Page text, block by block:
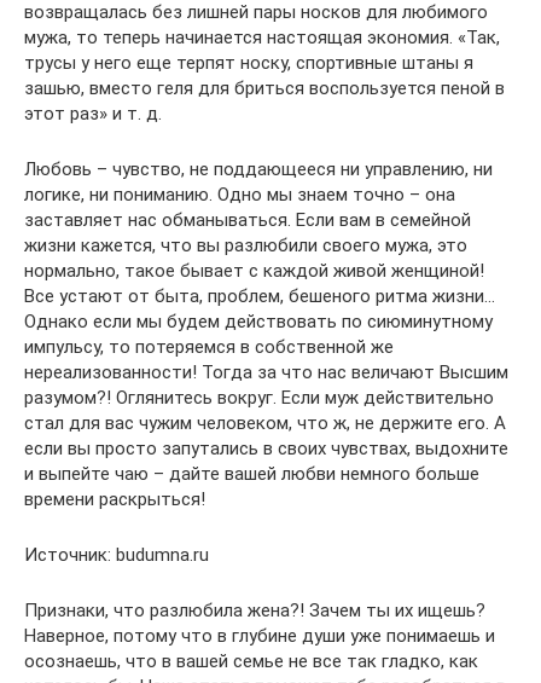
возвращалась без лишней пары носков для любимого
мужа, то теперь начинается настоящая экономия. «Так,
трусы у него еще терпят носку, спортивные штаны я
зашью, вместо геля для бриться воспользуется пеной в
этот раз» и т. д.
Любовь – чувство, не поддающееся ни управлению, ни
логике, ни пониманию. Одно мы знаем точно – она
заставляет нас обманываться. Если вам в семейной
жизни кажется, что вы разлюбили своего мужа, это
нормально, такое бывает с каждой живой женщиной!
Все устают от быта, проблем, бешеного ритма жизни…
Однако если мы будем действовать по сиюминутному
импульсу, то потеряемся в собственной же
нереализованности! Тогда за что нас величают Высшим
разумом?! Оглянитесь вокруг. Если муж действительно
стал для вас чужим человеком, что ж, не держите его. А
если вы просто запутались в своих чувствах, выдохните
и выпейте чаю – дайте вашей любви немного больше
времени раскрыться!
Источник: budumna.ru
Признаки, что разлюбила жена?! Зачем ты их ищешь?
Наверное, потому что в глубине души уже понимаешь и
осознаешь, что в вашей семье не все так гладко, как